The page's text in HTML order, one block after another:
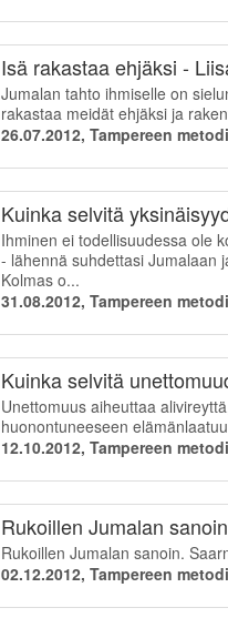
Isä rakastaa ehjäksi -
Jumalan tahto ihmiselle on
rakastaa meidät ehjäksi ja
26.07.2012, Tampereen
Kuinka selvitä
Ihminen ei todellisuudessa ole
- lähennä suhdettasi Jumalaan
Kolmas o...
31.08.2012, Tampereen
Kuinka selvitä
Unettomuus aiheuttaa
huonontuneeseen
12.10.2012, Tampereen
Rukoillen Jumalan
Rukoillen Jumalan sanoin.
02.12.2012, Tampereen